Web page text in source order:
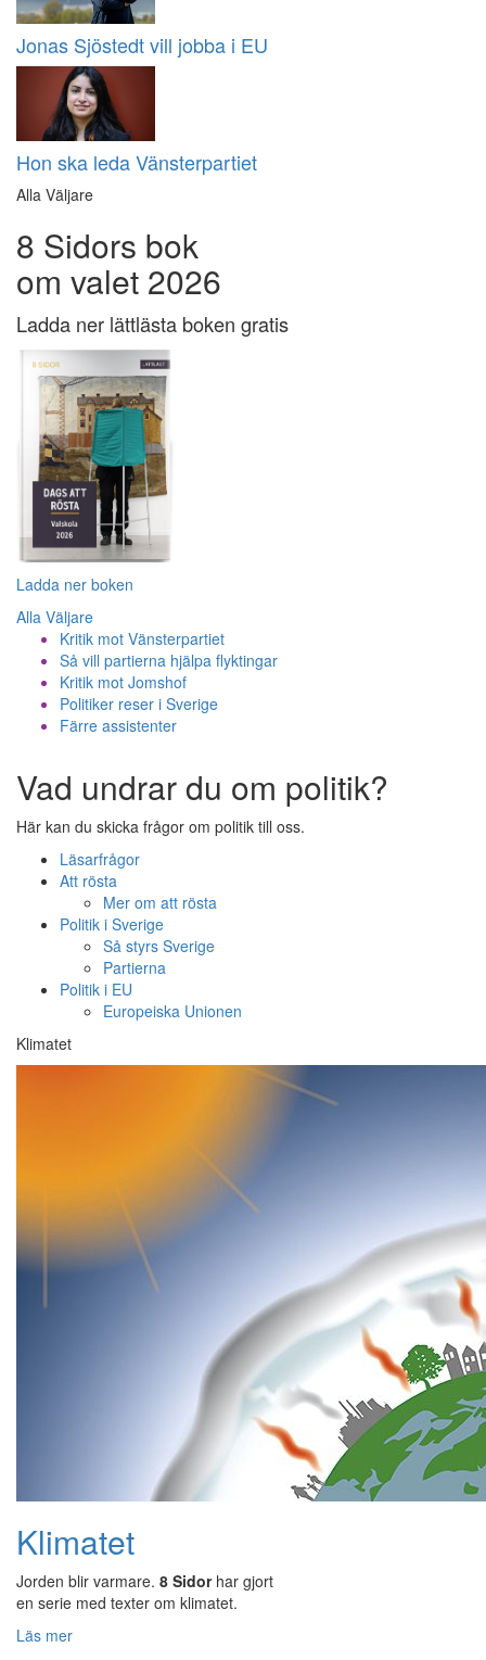
Jonas Sjöstedt vill jobba i EU
Hon ska leda Vänsterpartiet
Alla Väljare
8 Sidors bok
om valet 2026
Ladda ner lättlästa boken gratis
Ladda ner boken
Alla Väljare
Kritik mot Vänsterpartiet
Så vill partierna hjälpa flyktingar
Kritik mot Jomshof
Politiker reser i Sverige
Färre assistenter
Vad undrar du om politik?
Här kan du skicka frågor om politik till oss.
Läsarfrågor
Att rösta
Mer om att rösta
Politik i Sverige
Så styrs Sverige
Partierna
Politik i EU
Europeiska Unionen
Klimatet
Klimatet
Jorden blir varmare. 8 Sidorhar gjort
en serie med texter om klimatet.
Läs mer